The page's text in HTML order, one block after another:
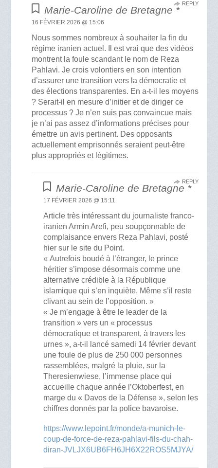
Marie-Caroline de Bretagne *
16 FÉVRIER 2026 @ 15:06
Nous sommes nombreux à souhaiter la fin du
régime iranien actuel. Il est vrai que des vidéos
montrent la foule scandant le nom de Reza
Pahlavi. Je crois volontiers en son intention
d’assurer une transition vers la démocratie et
des élections transparentes. En a-t-il les moyens
? Serait-il en mesure d’initier et de diriger ce
processus ? Je n’en suis pas convaincue mais
je n’ai pas assez d’informations précises pour
émettre un avis pertinent. Des opposants
actuellement emprisonnés seraient peut-être
plus appropriés et légitimes.
REPLY
Marie-Caroline de Bretagne *
17 FÉVRIER 2026 @ 15:11
Article très intéressant du journaliste franco-
iranien Armin Arefi, peu soupçonnable de
complaisance envers Reza Pahlavi, posté
hier sur le site du Point.
« Autrefois boudé à l’étranger, le prince
héritier s’impose désormais comme une
alternative crédible à la République
islamique qui s’en inquiète. Même s’il reste
clivant au sein de l’opposition. »
« Je m’engage à être le leader de la
transition » vers un « processus
démocratique et transparent, à travers les
urnes », a-t-il lancé samedi 14 février devant
une foule de plus de 250 000 personnes
rassemblées, malgré la pluie, sur la
Theresienwiese, l’immense place qui
accueille chaque année l’Oktoberfest, en
marge du « Davos de la Défense », selon les
chiffres donnés par la police bavaroise.
https://www.lepoint.fr/monde/a-munich-le-
coup-de-force-de-reza-pahlavi-fils-du-chah-
diran-JVLJX6UB6FH6JH6X22ROS5MJYA/
REPLY